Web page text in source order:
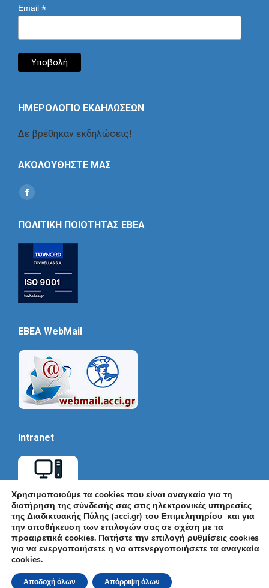
Email *
ΗΜΕΡΟΛΟΓΙΟ ΕΚΔΗΛΩΣΕΩΝ
Δε βρέθηκαν εκδηλώσεις!
ΑΚΟΛΟΥΘΗΣΤΕ ΜΑΣ
Find us on:
Social
ΠΟΛΙΤΙΚΗ ΠΟΙΟΤΗΤΑΣ ΕΒΕΑ
EBEA WebMail
Intranet
© Εμπορικό και Βιομηχανικό Επιμελητήριο Αθηνών 2026 |
Ακαδημίας 7, ΤΚ: 10671, Αθήνα, Τηλ: +30 210 3604815, e-mail:
info@acci.gr
Χρησιμοποιούμε τα cookies που είναι αναγκαία για τη
διατήρηση της σύνδεσής σας στις ηλεκτρονικές υπηρεσίες
της Διαδικτυακής Πύλης (acci.gr) του Επιμελητηρίου και για
την αποθήκευση των επιλογών σας σε σχέση με τα
προαιρετικά cookies. Πατήστε την επιλογή ρυθμίσεις cookies
για να ενεργοποιήσετε η να απενεργοποιήσετε τα αναγκαία
cookies.
Αποδοχή όλων Απόρριψη όλων